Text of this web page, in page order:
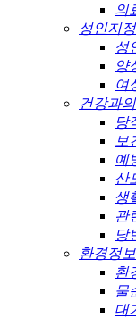
의
성인지
성
양
여
건강과
당
보
예
산
생
관
당
환경정보
환
물
대